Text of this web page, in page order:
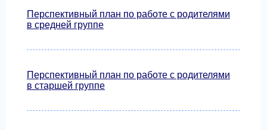
Перспективный план по работе с родителями
в средней группе
Перспективный план по работе с родителями
в старшей группе